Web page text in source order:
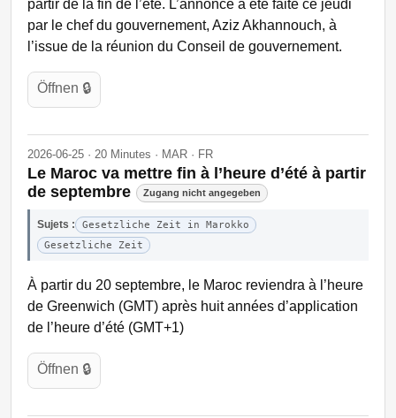
partir de la fin de l’été. L’annonce a été faite ce jeudi
par le chef du gouvernement, Aziz Akhannouch, à
l’issue de la réunion du Conseil de gouvernement.
Öffnen 🔒
2026-06-25 · 20 Minutes · MAR · FR
Le Maroc va mettre fin à l’heure d’été à partir
de septembre
Zugang nicht angegeben
Sujets :
Gesetzliche Zeit in Marokko
Gesetzliche Zeit
À partir du 20 septembre, le Maroc reviendra à l’heure
de Greenwich (GMT) après huit années d’application
de l’heure d’été (GMT+1)
Öffnen 🔒